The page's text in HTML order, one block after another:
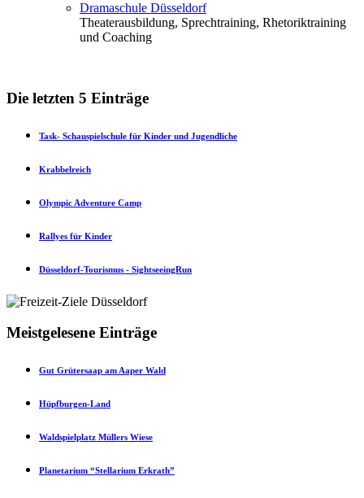
Dramaschule Düsseldorf
Theaterausbildung, Sprechtraining, Rhetoriktraining
und Coaching
Die letzten 5 Einträge
Task- Schauspielschule für Kinder und Jugendliche
Krabbelreich
Olympic Adventure Camp
Rallyes für Kinder
Düsseldorf-Tourismus - SightseeingRun
Meistgelesene Einträge
Gut Grütersaap am Aaper Wald
Hüpfburgen-Land
Waldspielplatz Müllers Wiese
Planetarium “Stellarium Erkrath”